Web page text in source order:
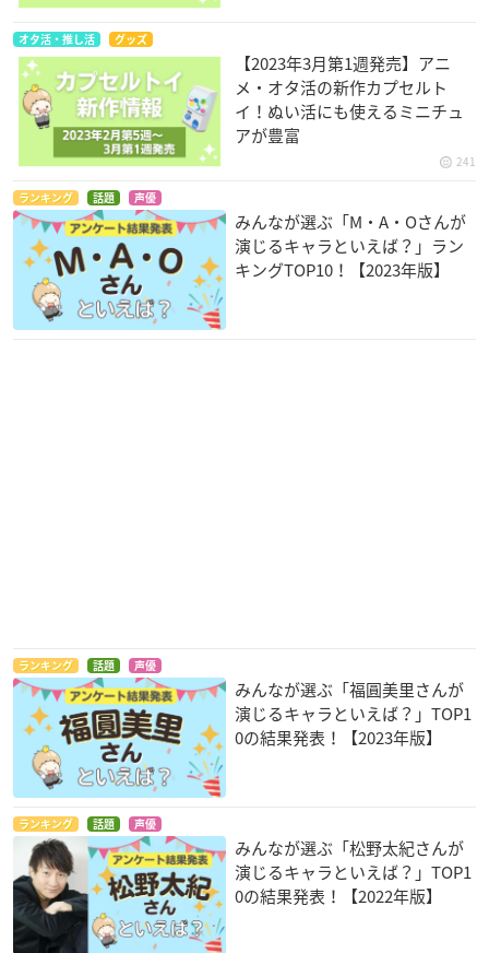
オタ活・推し活 グッズ
【2023年3月第1週発売】アニ
メ・オタ活の新作カプセルト
イ！ぬい活にも使えるミニチュ
アが豊富
241
ランキング 話題 声優
みんなが選ぶ「M・A・Oさんが
演じるキャラといえば？」ラン
キングTOP10！【2023年版】
ランキング 話題 声優
みんなが選ぶ「福圓美里さんが
演じるキャラといえば？」TOP1
0の結果発表！【2023年版】
ランキング 話題 声優
みんなが選ぶ「松野太紀さんが
演じるキャラといえば？」TOP1
0の結果発表！【2022年版】